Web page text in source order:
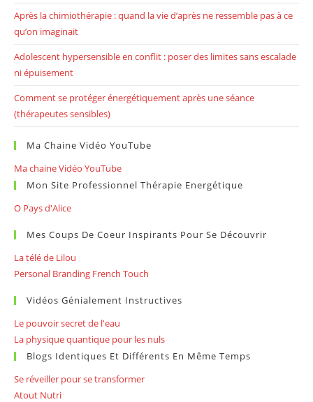
Après la chimiothérapie : quand la vie d’après ne ressemble pas à ce
qu’on imaginait
Adolescent hypersensible en conflit : poser des limites sans escalade
ni épuisement
Comment se protéger énergétiquement après une séance
(thérapeutes sensibles)
Ma Chaine Vidéo YouTube
Ma chaine Vidéo YouTube
Mon Site Professionnel Thérapie Energétique
O Pays d'Alice
Mes Coups De Coeur Inspirants Pour Se Découvrir
La télé de Lilou
Personal Branding French Touch
Vidéos Génialement Instructives
Le pouvoir secret de l'eau
La physique quantique pour les nuls
Blogs Identiques Et Différents En Même Temps
Se réveiller pour se transformer
Atout Nutri